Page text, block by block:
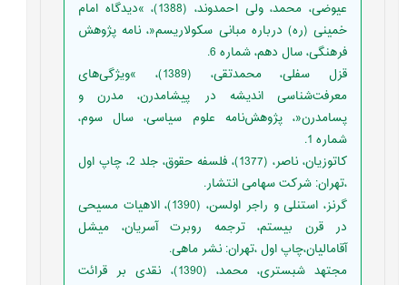
عیوضی، محمد، ولی احمدوند، (1388)، »دیدگاه امام
خمینی (ره) درباره مبانی سکولاریسم«، نامه پژوهش
فرهنگی، سال دهم، شماره 6.
قزل سفلی، محمدتقی، (1389)، »ویژگی‌های
معرفت‌شناسی اندیشه در پیشامدرن، مدرن و
پسامدرن«، پژوهش‌نامه علوم سیاسی، سال سوم،
شماره 1.
کاتوزیان، ناصر، (1377)، فلسفه حقوق، جلد 2، چاپ اول
،تهران: شرکت سهامی انتشار.
گرنز، استنلی و راجر اولسن، (1390)، الاهیات مسیحی
در قرن بیستم، ترجمه روبرت آسریان، میشل
آقامالیان،چاپ اول ،تهران: نشر ماهی.
مجتهد شبستری، محمد، (1390)، نقدی بر قرائت